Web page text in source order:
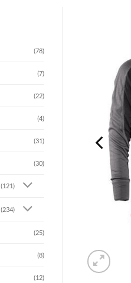
(78)
(7)
(22)
(4)
(31)
(30)
(121)
(234)
(25)
(8)
(12)